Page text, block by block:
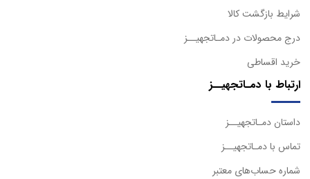
شرایط بازگشت کالا
درج محصولات در دمـاتجهیــز
خرید اقساطی
ارتباط با دمـاتجهیــز
داستان دمـاتجهیــز
تماس با دمـاتجهیــز
شماره حساب‌های معتبر